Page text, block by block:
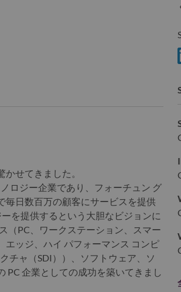
せてきました。
ロジー企業であり、フォーチュン グ
毎日数百万の顧客にサービスを提供
を提供するという大胆なビジョンに
（PC、ワークステーション、スマー
エッジ、ハイ パフォーマンス コンピ
チャ（SDI））、ソフトウェア、ソ
企業としての成功を築いてきまし